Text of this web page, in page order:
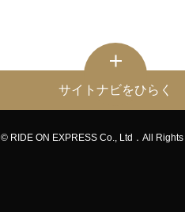
サイトナビをひらく
© RIDE ON EXPRESS Co., Ltd．All